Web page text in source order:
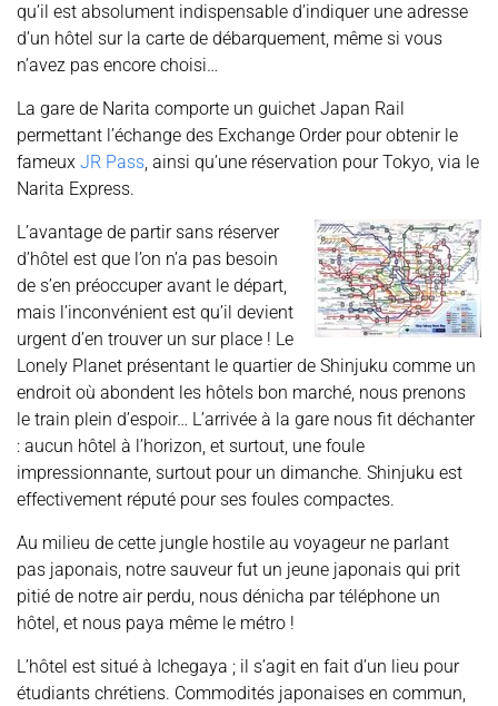
qu’il est absolument indispensable d’indiquer une adresse
d’un hôtel sur la carte de débarquement, même si vous
n’avez pas encore choisi…
La gare de Narita comporte un guichet Japan Rail
permettant l’échange des Exchange Order pour obtenir le
fameux JR Pass, ainsi qu’une réservation pour Tokyo, via le
Narita Express.
L’avantage de partir sans réserver
d’hôtel est que l’on n’a pas besoin
de s’en préoccuper avant le départ,
mais l’inconvénient est qu’il devient
urgent d’en trouver un sur place ! Le
Lonely Planet présentant le quartier de Shinjuku comme un
endroit où abondent les hôtels bon marché, nous prenons
le train plein d’espoir… L’arrivée à la gare nous fit déchanter
: aucun hôtel à l’horizon, et surtout, une foule
impressionnante, surtout pour un dimanche. Shinjuku est
effectivement réputé pour ses foules compactes.
Au milieu de cette jungle hostile au voyageur ne parlant
pas japonais, notre sauveur fut un jeune japonais qui prit
pitié de notre air perdu, nous dénicha par téléphone un
hôtel, et nous paya même le métro !
L’hôtel est situé à Ichegaya ; il s’agit en fait d’un lieu pour
étudiants chrétiens. Commodités japonaises en commun,